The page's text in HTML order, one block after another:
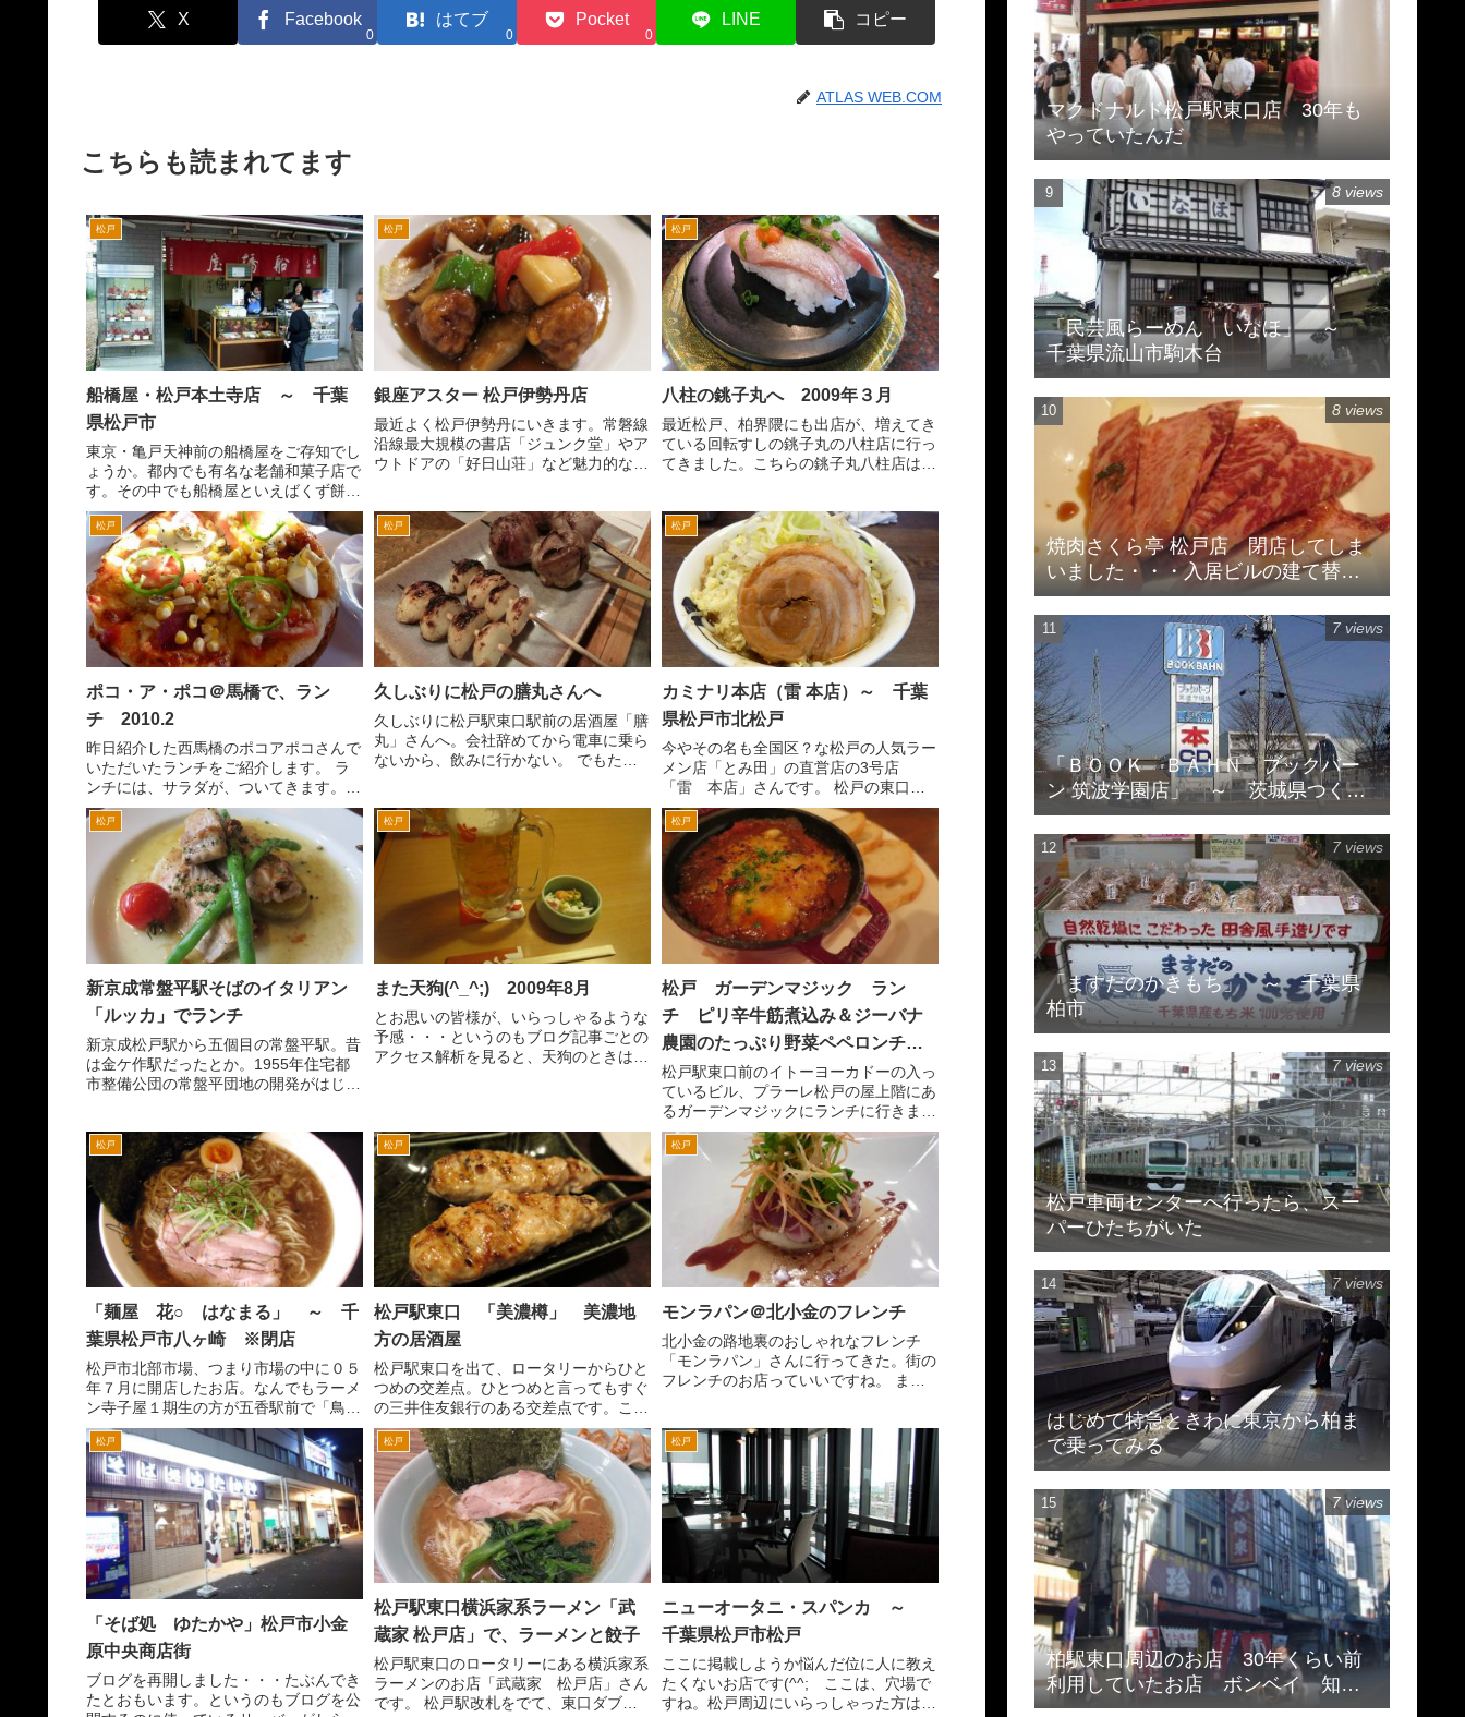
X Facebook
0
はてブ
0
Pocket
0
LINE コピー
ATLAS WEB.COM
こちらも読まれてます
松戸
船橋屋・松戸本土寺店 ～ 千葉
県松戸市
東京・亀戸天神前の船橋屋をご存知でし
ょうか。都内でも有名な老舗和菓子店で
す。その中でも船橋屋といえばくず餅で
す。 くず餅と言ったら他にもあるので
すが、やはり船橋屋じゃなければという
人も多いのではないでしょうか。 そん
なくず餅で有名な船橋屋の...
松戸
銀座アスター 松戸伊勢丹店
最近よく松戸伊勢丹にいきます。常磐線
沿線最大規模の書店「ジュンク堂」やア
ウトドアの「好日山荘」など魅力的なテ
もきになります。伊勢丹がリニューアル
してもレストランは、おお...
松戸
八柱の銚子丸へ 2009年３月
最近松戸、柏界隈にも出店が、増えてき
ている回転すしの銚子丸の八柱店に行っ
てきました。こちらの銚子丸八柱店は、
を避けるため早めに行きました。幸い駐
車場は、すぐ入れました。で...
松戸
ポコ・ア・ポコ＠馬橋で、ラン
チ 2010.2
昨日紹介した西馬橋のポコアポコさんで
いただいたランチをご紹介します。 ラ
ンチには、サラダが、ついてきます。シ
ンプルなグリーンサラダ。器は、木製で
す。 昨日、shoojiさんからコメントいた
だいたナポリタンです。こういうお店で
は、昔ながらのナ...
松戸
久しぶりに松戸の膳丸さんへ
久しぶりに松戸駅東口駅前の居酒屋「膳
丸」さんへ。会社辞めてから電車に乗ら
ないから、飲みに行かない。 でもたま
いる！年末だし、よいことだ。カウンタ
ー席へ。まずは、煮込み。...
松戸
カミナリ本店（雷 本店）～ 千葉
県松戸市北松戸
今やその名も全国区？な松戸の人気ラー
メン店「とみ田」の直営店の3号店
「雷 本店」さんです。 松戸の東口の
人気店「とみ田」の直営店が、2008年
に同じ松戸市内の国道6号沿いの小金付
近に東池袋大勝軒 ROZEOとしてオープ
ンしました。 そして2...
松戸
新京成常盤平駅そばのイタリアン
「ルッカ」でランチ
新京成松戸駅から五個目の常盤平駅。昔
は金ケ作駅だったとか。1955年住宅都
市整備公団の常盤平団地の開発がはじま
の人から聞きました。 常盤平駅周辺
は、自分が幼稚園児の...
松戸
また天狗(^_^;) 2009年8月
とお思いの皆様が、いらっしゃるような
予感・・・というのもブログ記事ごとの
アクセス解析を見ると、天狗のときは、
天狗が、お気に入...
松戸
松戸 ガーデンマジック ラン
チ ピリ辛牛筋煮込み＆ジーバナ
農園のたっぷり野菜ペペロンチー
ノ
松戸駅東口前のイトーヨーカドーの入っ
ているビル、プラーレ松戸の屋上階にあ
るガーデンマジックにランチに行きまし
た。 土日のランチタイムも貸切のこと
がありますので、油断できません。要確
認です。 すぐそばに聖徳大学があるの
で（席から見える）、大学...
松戸
「麺屋 花○ はなまる」 ～ 千
葉県松戸市八ヶ崎 ※閉店
松戸市北部市場、つまり市場の中に０５
年７月に開店したお店。なんでもラーメ
ン寺子屋１期生の方が五香駅前で「鳥こ
まち」という居酒屋をやってらっしゃ
り、その傍らでこちらでラーメン店をは
じめたとか。 情報が少ない中毎日通
る道なんで、気になりはいっ...
松戸
松戸駅東口 「美濃樽」 美濃地
方の居酒屋
松戸駅東口を出て、ロータリーからひと
つめの交差点。ひとつめと言ってもすぐ
の三井住友銀行のある交差点です。ここ
を右折すると、ほぼすぐ右手に美濃樽さ
んがあります。駅から徒歩1分、2分で
す。 居酒屋「村さき」さんみたいな
炉端風の居酒屋というイメ...
松戸
モンラパン＠北小金のフレンチ
北小金の路地裏のおしゃれなフレンチ
「モンラパン」さんに行ってきた。街の
フレンチのお店っていいですね。 まず
きょうの前菜盛り合わせ。魚は、イナダ
でした。 本日のスープ...
松戸
「そば処 ゆたかや」松戸市小金
原中央商店街
ブログを再開しました・・・たぶんでき
たとおもいます。というのもブログを公
松戸
松戸駅東口横浜家系ラーメン「武
蔵家 松戸店」で、ラーメンと餃子
松戸駅東口のロータリーにある横浜家系
ラーメンのお店「武蔵家 松戸店」さん
です。 松戸駅改札をでて、東口ダブル
松戸
ニューオータニ・スパンカ ～
千葉県松戸市松戸
ここに掲載しようか悩んだ位に人に教え
たくないお店です(^^; ここは、穴場で
すね。松戸周辺にいらっしゃった方は、
マクドナルド松戸駅東口店 30年も
やっていたんだ
「民芸風らーめん いなほ」 ～
千葉県流山市駒木台
8 views
焼肉さくら亭 松戸店 閉店してしま
いました・・・入居ビルの建て替え
のため
8 views
「ＢＯＯＫ ＢＡＨＮ ブックバー
ン 筑波学園店」 ～ 茨城県つくば
市天久保 ※閉店してます
7 views
「ますだのかきもち」 ～ 千葉県
柏市
7 views
松戸車両センターへ行ったら、スー
パーひたちがいた
7 views
はじめて特急ときわに東京から柏ま
で乗ってみる
7 views
柏駅東口周辺のお店 30年くらい前
利用していたお店 ボンベイ 知味
斎 珍来
7 views